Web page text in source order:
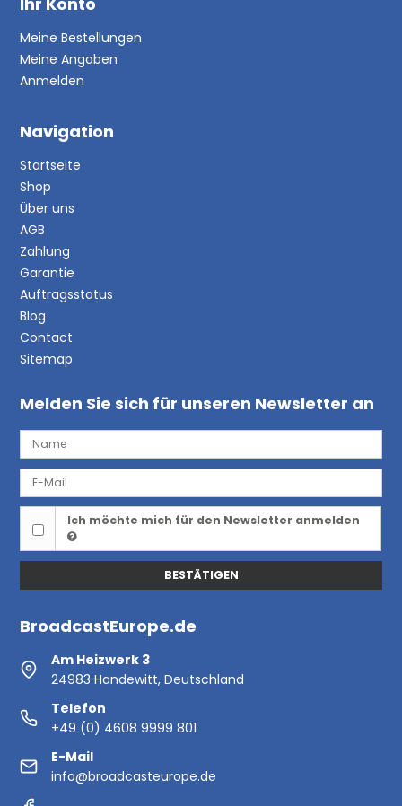
Meine Bestellungen
Meine Angaben
Anmelden
Navigation
Startseite
Shop
Über uns
AGB
Zahlung
Garantie
Auftragsstatus
Blog
Contact
Sitemap
Melden Sie sich für unseren Newsletter an
Ich möchte mich für den Newsletter anmelden
BESTÄTIGEN
BroadcastEurope.de
Am Heizwerk 3
24983 Handewitt, Deutschland
Telefon
+49 (0) 4608 9999 801
E-Mail
info@broadcasteurope.de